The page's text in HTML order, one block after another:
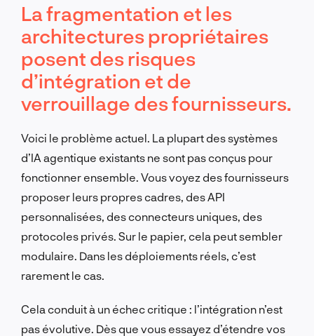
La fragmentation et les
architectures propriétaires
posent des risques
d’intégration et de
verrouillage des fournisseurs.
Voici le problème actuel. La plupart des systèmes
d’IA agentique existants ne sont pas conçus pour
fonctionner ensemble. Vous voyez des fournisseurs
proposer leurs propres cadres, des API
personnalisées, des connecteurs uniques, des
protocoles privés. Sur le papier, cela peut sembler
modulaire. Dans les déploiements réels, c’est
rarement le cas.
Cela conduit à un échec critique : l’intégration n’est
pas évolutive. Dès que vous essayez d’étendre vos